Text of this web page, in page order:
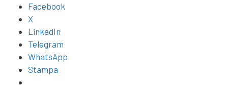
Facebook
X
LinkedIn
Telegram
WhatsApp
Stampa